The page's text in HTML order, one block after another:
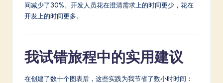
间减少了30%。开发人员花在澄清需求上的时间更少，花在
开发上的时间更多。
我试错旅程中的实用建议
在创建了数十个图表后，这些实践为我节省了数小时时间：